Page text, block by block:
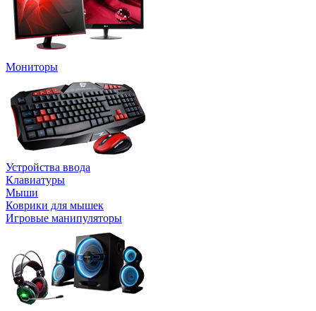
Мониторы
Устройства ввода
Клавиатуры
Мыши
Коврики для мышек
Игровые манипуляторы